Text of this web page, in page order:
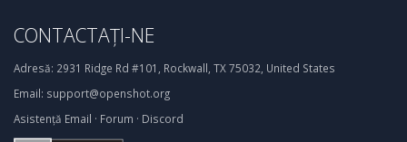
CONTACTAȚI-NE
Adresă: 2931 Ridge Rd #101, Rockwall, TX 75032, United States
Email: support@openshot.org
Asistență Email · Forum · Discord